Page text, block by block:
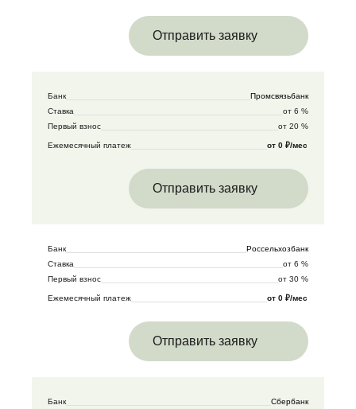
Отправить заявку
Банк
Промсвязьбанк
Ставка
от 6 %
Первый взнос
от 20 %
Ежемесячный платеж от 0 ₽/мес
Отправить заявку
Банк
Россельхозбанк
Ставка
от 6 %
Первый взнос
от 30 %
Ежемесячный платеж от 0 ₽/мес
Отправить заявку
Банк
Сбербанк